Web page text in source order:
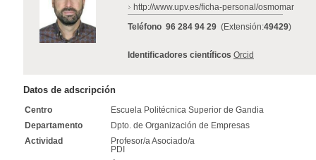
http://www.upv.es/ficha-personal/osmomar
Teléfono 96 284 94 29 (Extensión:49429)
Identificadores científicos Orcid
Datos de adscripción
Centro
Escuela Politécnica Superior de Gandia
Departamento
Dpto. de Organización de Empresas
Actividad
Profesor/a Asociado/a
PDI